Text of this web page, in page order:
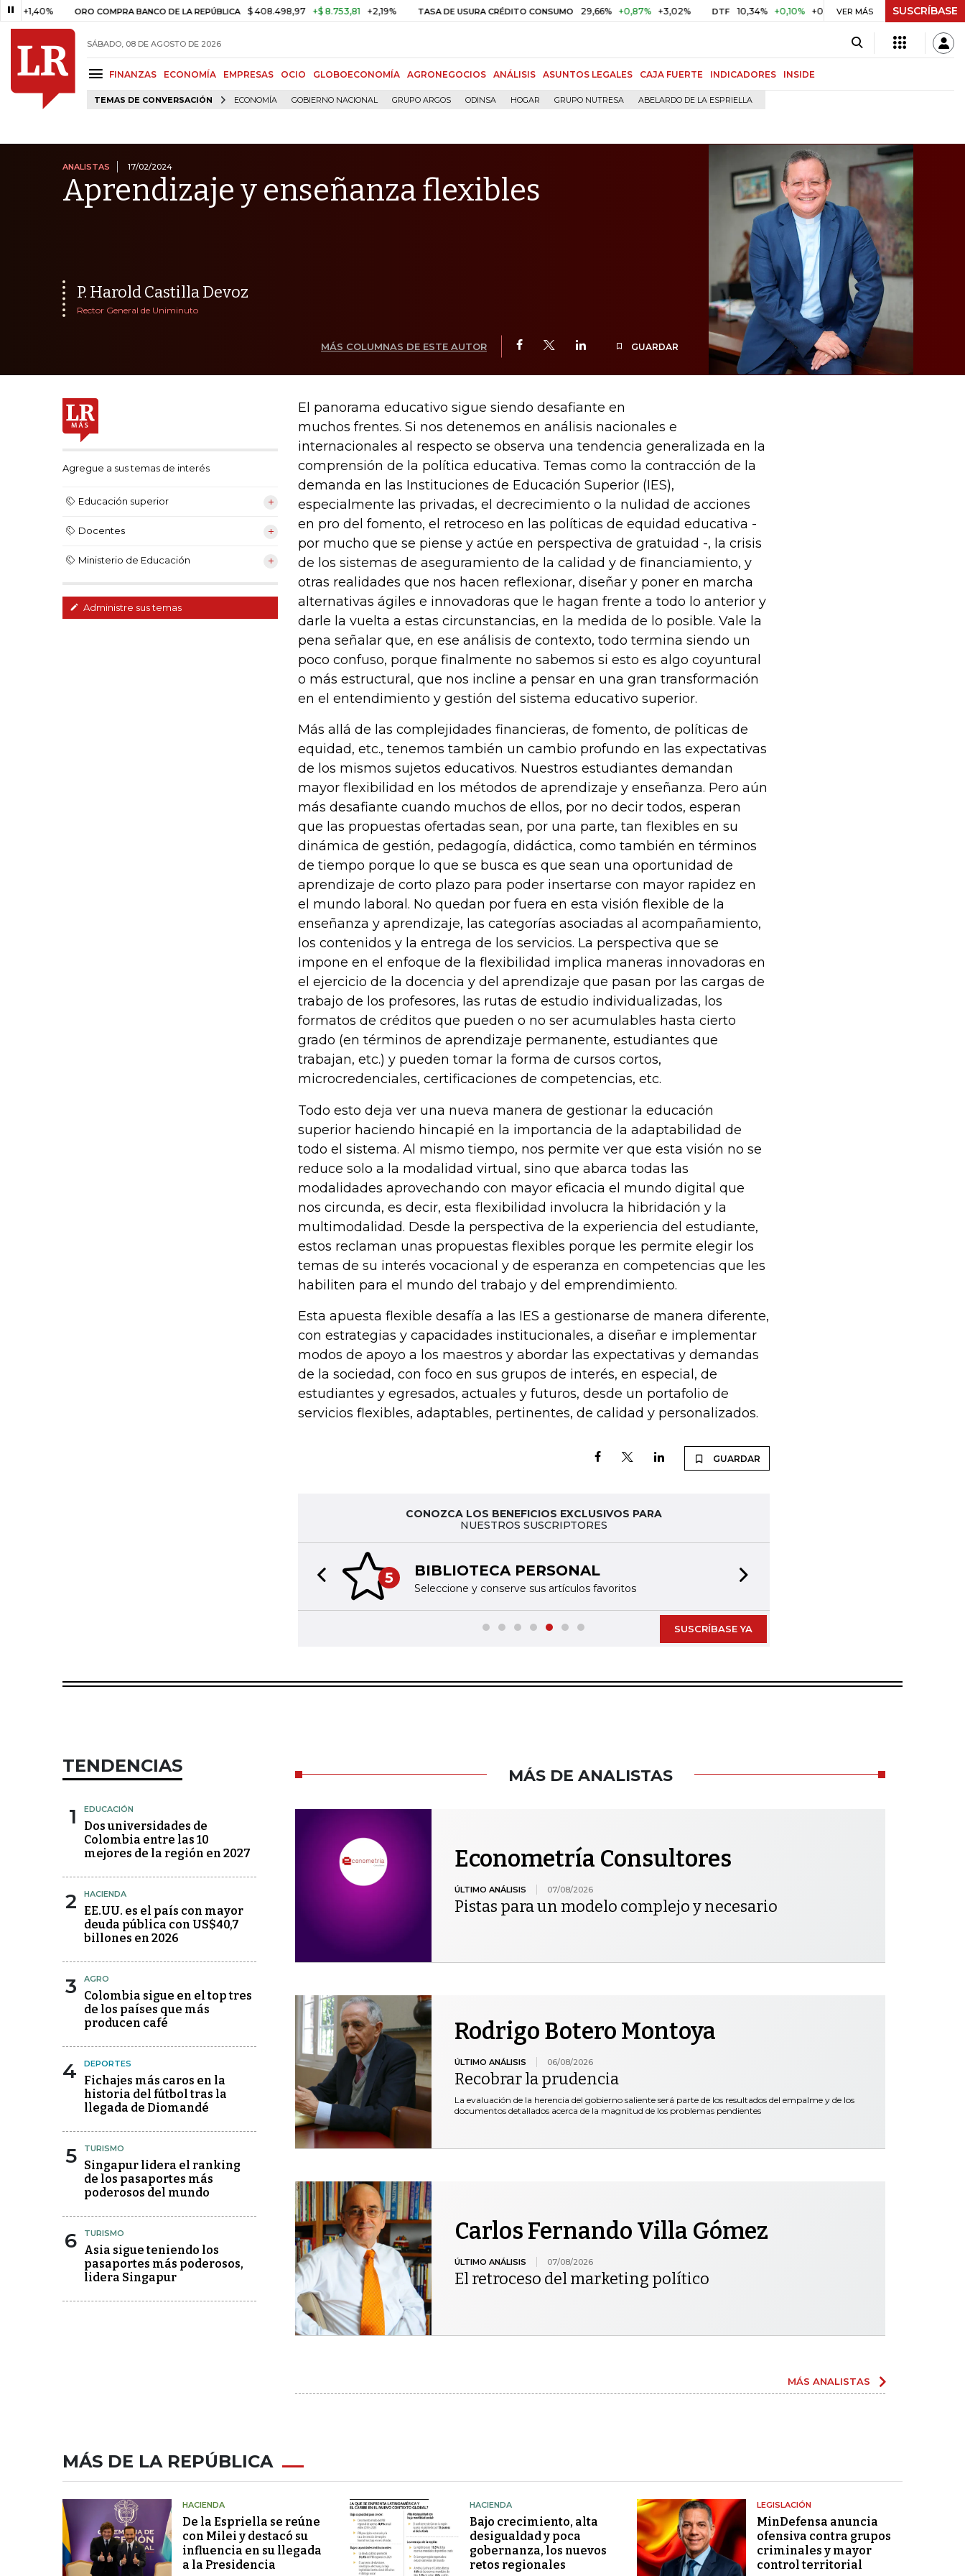
ORO COMPRA BANCO DE LA REPÚBLICA $ 408.498,97 +$ 8.753,81 +2,19% TASA DE USURA CRÉDITO CONSUMO 29,66% +0,87% +3,02% DTF 10,34% +0,10% +0,98% UVR $ 417,01 +$ 0,05 +0,01%
VER MÁS SUSCRÍBASE
SÁBADO, 08 DE AGOSTO DE 2026
FINANZAS ECONOMÍA EMPRESAS OCIO GLOBOECONOMÍA AGRONEGOCIOS ANÁLISIS ASUNTOS LEGALES CAJA FUERTE INDICADORES INSIDE
TEMAS DE CONVERSACIÓN ECONOMÍA GOBIERNO NACIONAL GRUPO ARGOS ODINSA HOGAR GRUPO NUTRESA ABELARDO DE LA ESPRIELLA
ANALISTAS 17/02/2024
Aprendizaje y enseñanza flexibles
P. Harold Castilla Devoz
Rector General de Uniminuto
MÁS COLUMNAS DE ESTE AUTOR GUARDAR
Agregue a sus temas de interés
Educación superior
Docentes
Ministerio de Educación
Administre sus temas
El panorama educativo sigue siendo desafiante en
muchos frentes. Si nos detenemos en análisis nacionales e
internacionales al respecto se observa una tendencia generalizada en la
comprensión de la política educativa. Temas como la contracción de la
demanda en las Instituciones de Educación Superior (IES),
especialmente las privadas, el decrecimiento o la nulidad de acciones
en pro del fomento, el retroceso en las políticas de equidad educativa -
por mucho que se piense y actúe en perspectiva de gratuidad -, la crisis
de los sistemas de aseguramiento de la calidad y de financiamiento, y
otras realidades que nos hacen reflexionar, diseñar y poner en marcha
alternativas ágiles e innovadoras que le hagan frente a todo lo anterior y
darle la vuelta a estas circunstancias, en la medida de lo posible. Vale la
pena señalar que, en ese análisis de contexto, todo termina siendo un
poco confuso, porque finalmente no sabemos si esto es algo coyuntural
o más estructural, que nos incline a pensar en una gran transformación
en el entendimiento y gestión del sistema educativo superior.
Más allá de las complejidades financieras, de fomento, de políticas de
equidad, etc., tenemos también un cambio profundo en las expectativas
de los mismos sujetos educativos. Nuestros estudiantes demandan
mayor flexibilidad en los métodos de aprendizaje y enseñanza. Pero aún
más desafiante cuando muchos de ellos, por no decir todos, esperan
que las propuestas ofertadas sean, por una parte, tan flexibles en su
dinámica de gestión, pedagogía, didáctica, como también en términos
de tiempo porque lo que se busca es que sean una oportunidad de
aprendizaje de corto plazo para poder insertarse con mayor rapidez en
el mundo laboral. No quedan por fuera en esta visión flexible de la
enseñanza y aprendizaje, las categorías asociadas al acompañamiento,
los contenidos y la entrega de los servicios. La perspectiva que se
impone en el enfoque de la flexibilidad implica maneras innovadoras en
el ejercicio de la docencia y del aprendizaje que pasan por las cargas de
trabajo de los profesores, las rutas de estudio individualizadas, los
formatos de créditos que pueden o no ser acumulables hasta cierto
grado (en términos de aprendizaje permanente, estudiantes que
trabajan, etc.) y pueden tomar la forma de cursos cortos,
microcredenciales, certificaciones de competencias, etc.
Todo esto deja ver una nueva manera de gestionar la educación
superior haciendo hincapié en la importancia de la adaptabilidad de
todo el sistema. Al mismo tiempo, nos permite ver que esta visión no se
reduce solo a la modalidad virtual, sino que abarca todas las
modalidades aprovechando con mayor eficacia el mundo digital que
nos circunda, es decir, esta flexibilidad involucra la hibridación y la
multimodalidad. Desde la perspectiva de la experiencia del estudiante,
estos reclaman unas propuestas flexibles porque les permite elegir los
temas de su interés vocacional y de esperanza en competencias que les
habiliten para el mundo del trabajo y del emprendimiento.
Esta apuesta flexible desafía a las IES a gestionarse de manera diferente,
con estrategias y capacidades institucionales, a diseñar e implementar
modos de apoyo a los maestros y abordar las expectativas y demandas
de la sociedad, con foco en sus grupos de interés, en especial, de
estudiantes y egresados, actuales y futuros, desde un portafolio de
servicios flexibles, adaptables, pertinentes, de calidad y personalizados.
GUARDAR
CONOZCA LOS BENEFICIOS EXCLUSIVOS PARA
NUESTROS SUSCRIPTORES
5 BIBLIOTECA PERSONAL
Seleccione y conserve sus artículos favoritos
Previous slide
SUSCRÍBASE YA
TENDENCIAS
1 EDUCACIÓN
Dos universidades de
Colombia entre las 10
mejores de la región en 2027
2 HACIENDA
EE.UU. es el país con mayor
deuda pública con US$40,7
billones en 2026
3 AGRO
Colombia sigue en el top tres
de los países que más
producen café
4 DEPORTES
Fichajes más caros en la
historia del fútbol tras la
llegada de Diomandé
5 TURISMO
Singapur lidera el ranking
de los pasaportes más
poderosos del mundo
6 TURISMO
Asia sigue teniendo los
pasaportes más poderosos,
lidera Singapur
MÁS DE ANALISTAS
Econometría Consultores
ÚLTIMO ANÁLISIS 07/08/2026
Pistas para un modelo complejo y necesario
Rodrigo Botero Montoya
ÚLTIMO ANÁLISIS 06/08/2026
Recobrar la prudencia
La evaluación de la herencia del gobierno saliente será parte de los resultados del empalme y de los
documentos detallados acerca de la magnitud de los problemas pendientes
Carlos Fernando Villa Gómez
ÚLTIMO ANÁLISIS 07/08/2026
El retroceso del marketing político
MÁS ANALISTAS
MÁS DE LA REPÚBLICA
HACIENDA
De la Espriella se reúne
con Milei y destacó su
influencia en su llegada
a la Presidencia
HACIENDA
Bajo crecimiento, alta
desigualdad y poca
gobernanza, los nuevos
retos regionales
LEGISLACIÓN
MinDefensa anuncia
ofensiva contra grupos
criminales y mayor
control territorial